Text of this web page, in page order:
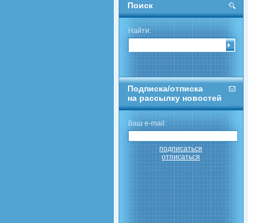
Поиск
Найти:
Подписка/отписка
на рассылку новостей
Ваш e-mail:
подписаться
отписаться